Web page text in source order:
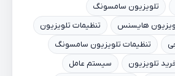
تلویزیون سامسونگ
هایسنس
تنظیمات تلویزیون
تنظیمات تلویزیون سامسونگ
تلویزیون
سیستم عامل